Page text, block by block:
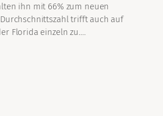
ihn mit 66% zum neuen
trifft auch auf
Florida einzeln zu.…